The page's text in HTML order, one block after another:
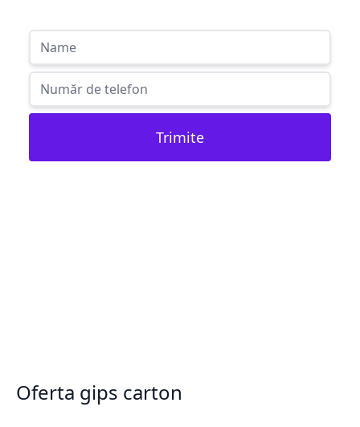
Trimite
Oferta gips carton